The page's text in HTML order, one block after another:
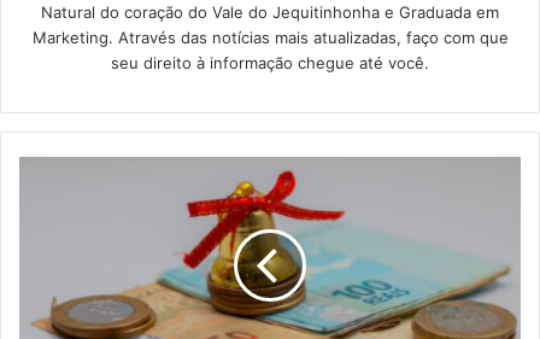
Natural do coração do Vale do Jequitinhonha e Graduada em
Marketing. Através das notícias mais atualizadas, faço com que
seu direito à informação chegue até você.
Família!
Surpresa